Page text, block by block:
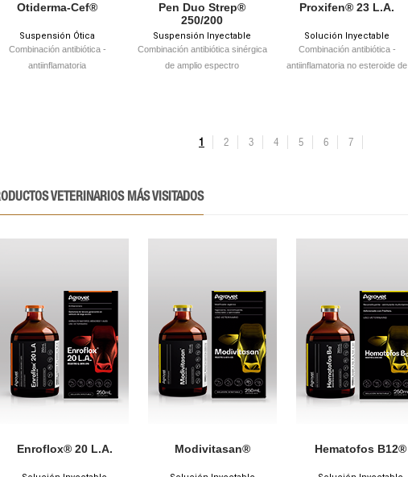
Otiderma-Cef®
Suspensión Ótica
Combinación antibiótica -
antiinflamatoria
Pen Duo Strep®
250/200
Suspensión Inyectable
Combinación antibiótica sinérgica
de amplio espectro
Proxifen® 23 L.A.
Solución Inyectable
Combinación antibiótica -
antiinflamatoria no esteroide de
1 2 3 4 5 6 7
VETERINARIOS MÁS VISITADOS
Enroflox® 20 L.A. Modivitasan® Hematofos B12®